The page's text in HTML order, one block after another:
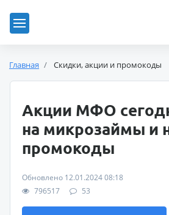
Главная Скидки, акции и промокоды
Акции МФО
на микрозаймы и
промокоды
Обновлено 12.01.2024 08:18
796517
53